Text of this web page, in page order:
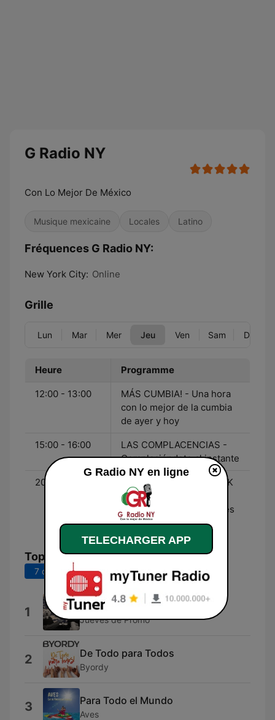
G Radio NY
Con Lo Mejor De México
Musique mexicaine Locales Latino
Fréquences G Radio NY:
New York City: Online
Grille
Lun Mar Mer Jeu Ven Sam Dim
Heure Programme
12:00 - 13:00
MÁS CUMBIA! - Una hora
con lo mejor de la cumbia
de ayer y hoy
15:00 - 16:00
LAS COMPLACENCIAS -
Complaciéndote al instante
20:00 - 21:00
LOS GRANDES DEL ROCK
🎸 POP - Los éxitos que
han dejado huella a través
de los años.
Top titres
7 derniers jours 30 derniers jours
1 Servicios
Jueves de Promo
2 De Todo para Todos
Byordy
3 Para Todo el Mundo
Aves
G Radio NY en ligne
TELECHARGER APP